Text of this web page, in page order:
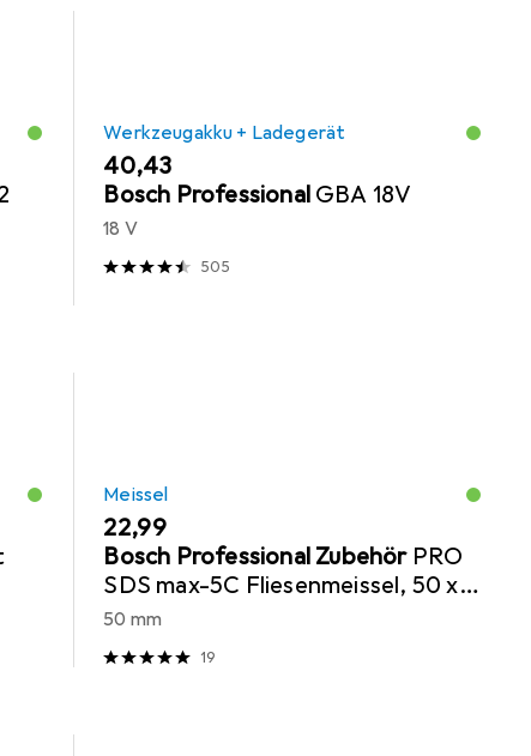
Werkzeugakku + Ladegerät
EUR
40,43
Bosch Professional GBA 18V
18 V
505
Meissel
EUR
22,99
Bosch Professional Zubehör PRO
SDS max-5C Fliesenmeissel, 50 x
300 mm
50 mm
19